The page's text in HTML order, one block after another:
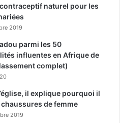
naturel pour les
2019
parmi les 50
influentes en Afrique de
complet)
il explique pourquoi il
de femme
2019